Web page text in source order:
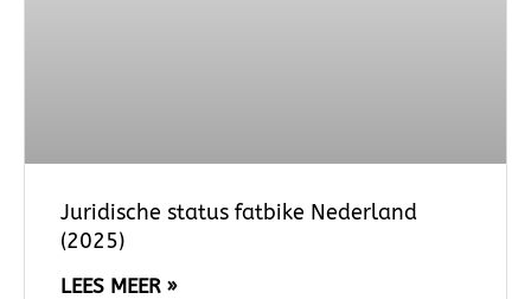
Juridische status fatbike Nederland
(2025)
LEES MEER »